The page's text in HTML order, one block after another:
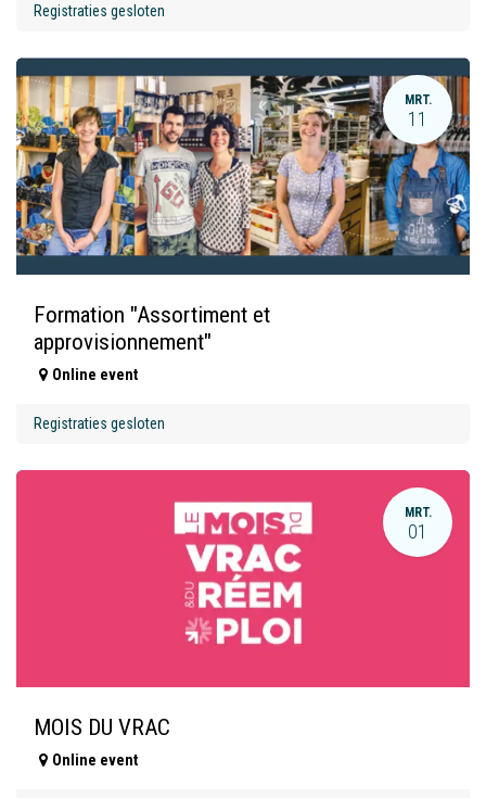
Registraties gesloten
MRT.
11
Formation "Assortiment et
approvisionnement"
Online event
Registraties gesloten
MRT.
01
MOIS DU VRAC
Online event